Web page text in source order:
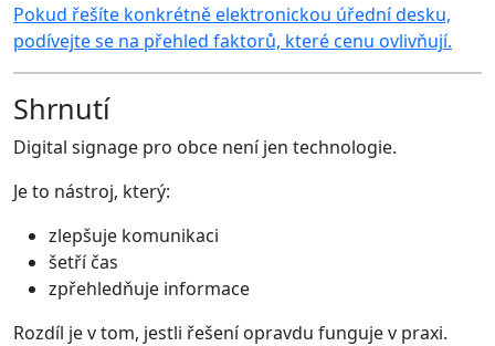
Pokud řešíte konkrétně elektronickou úřední desku,
podívejte se na přehled faktorů, které cenu ovlivňují.
Shrnutí
Digital signage pro obce není jen technologie.
Je to nástroj, který:
zlepšuje komunikaci
šetří čas
zpřehledňuje informace
Rozdíl je v tom, jestli řešení opravdu funguje v praxi.